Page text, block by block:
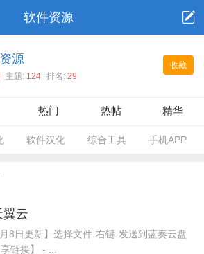
软件资源
收藏
源
主题: 124 排名:29
热门 热帖 精华
软件汉化 综合工具 手机APP
翼云
8日更新】选择文件-右键-发送到蓝奏云盘
链接】 - ...